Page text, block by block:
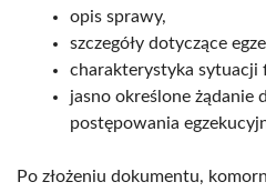
opis sprawy,
szczegóły dotyczące
charakterystyka sytuacji
jasno określone żądanie
postępowania
Po złożeniu dokumentu,